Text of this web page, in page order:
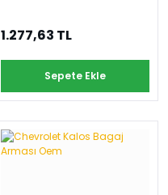
1.277,63 TL
Sepete Ekle